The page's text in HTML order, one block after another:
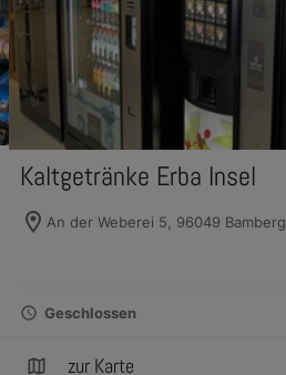
Kaltgetränke Erba Insel
location_on An der Weberei 5, 96049 Bamberg
schedule Geschlossen
map zur Karte